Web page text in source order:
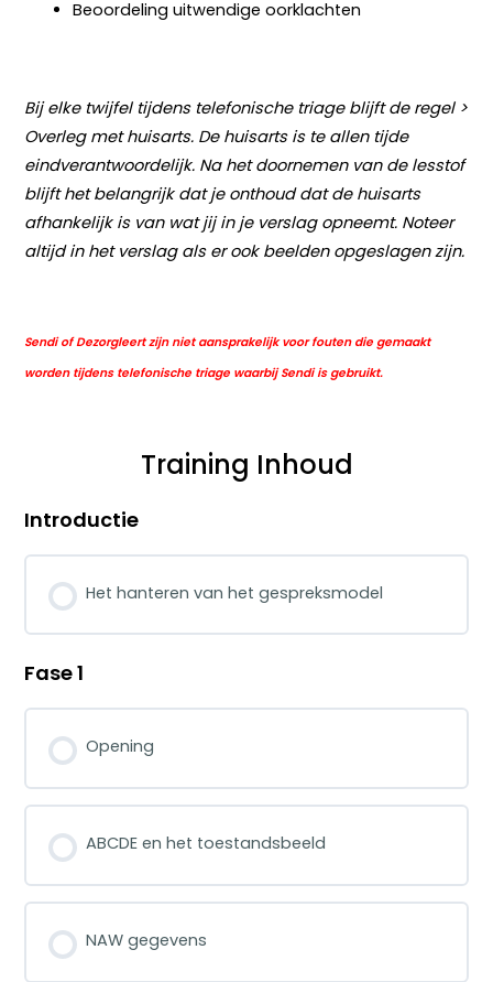
Beoordeling uitwendige oorklachten
Bij elke twijfel tijdens telefonische triage blijft de regel >
Overleg met huisarts. De huisarts is te allen tijde
eindverantwoordelijk. Na het doornemen van de lesstof
blijft het belangrijk dat je onthoud dat de huisarts
afhankelijk is van wat jij in je verslag opneemt. Noteer
altijd in het verslag als er ook beelden opgeslagen zijn.
Sendi of Dezorgleert zijn niet aansprakelijk voor fouten die gemaakt
worden tijdens telefonische triage waarbij Sendi is gebruikt.
Training Inhoud
Introductie
Het hanteren van het gespreksmodel
Fase 1
Opening
ABCDE en het toestandsbeeld
NAW gegevens